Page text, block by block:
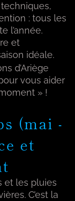
: tous les
l’année.
et
idéale.
d’Ariège
vous aider
» !
(mai -
et
et les pluies
C’est la